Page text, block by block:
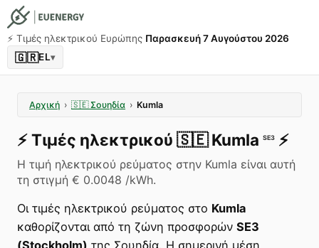
⚡️ Τιμές ηλεκτρικού Ευρώπης Παρασκευή 7 Αυγούστου 2026
🇬🇷EL▾
Αρχική › 🇸🇪 Σουηδία › Kumla
⚡️Τιμές ηλεκτρικού 🇸🇪 Kumla SE3 ⚡️
Η τιμή ηλεκτρικού ρεύματος στην Kumla είναι αυτή
τη στιγμή € 0.0048 /kWh.
Οι τιμές ηλεκτρικού ρεύματος στο Kumla
καθορίζονται από τη ζώνη προσφορών SE3
(Stockholm) της Σουηδία. Η σημερινή μέση